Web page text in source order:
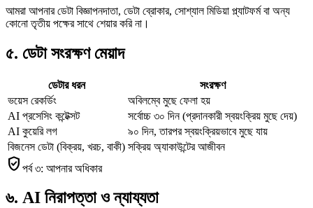
আমরা আপনার ডেটা বিজ্ঞাপনদাতা, ডেটা ব্রোকার, সোশ্যাল মিডিয়া প্ল্যাটফর্ম বা অন্য
কোনো তৃতীয় পক্ষের সাথে শেয়ার করি না।
৫. ডেটা সংরক্ষণ মেয়াদ
ডেটার ধরন
সংরক্ষণ
ভয়েস রেকর্ডিং
অবিলম্বে মুছে ফেলা হয়
AI প্রসেসিং কন্টেক্সট
সর্বোচ্চ ৩০ দিন (প্রদানকারী স্বয়ংক্রিয় মুছে দেয়)
AI কুয়েরি লগ
৯০ দিন, তারপর স্বয়ংক্রিয়ভাবে মুছে যায়
বিজনেস ডেটা (বিক্রয়, খরচ, বাকী) সক্রিয় অ্যাকাউন্টের আজীবন
verified_user পর্ব ৩: আপনার অধিকার
৬. AI নিরাপত্তা ও ন্যায্যতা